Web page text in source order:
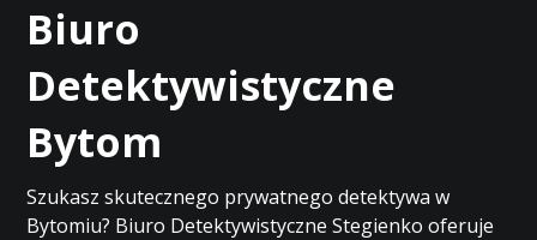
Biuro
Detektywistyczne
Bytom
Szukasz skutecznego prywatnego detektywa w
Bytomiu? Biuro Detektywistyczne Stegienko oferuje